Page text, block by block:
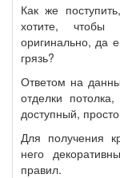
Как же
хотите, чтобы
оригинально, да
грязь?
Ответом на
отделки
доступный,
Для получения
него
правил.